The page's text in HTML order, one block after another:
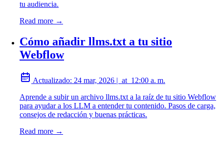
tu audiencia.
Read more →
Cómo añadir llms.txt a tu sitio
Webflow
Actualizado: 24 mar, 2026 | at 12:00 a. m.
Aprende a subir un archivo llms.txt a la raíz de tu sitio Webflow
para ayudar a los LLM a entender tu contenido. Pasos de carga,
consejos de redacción y buenas prácticas.
Read more →